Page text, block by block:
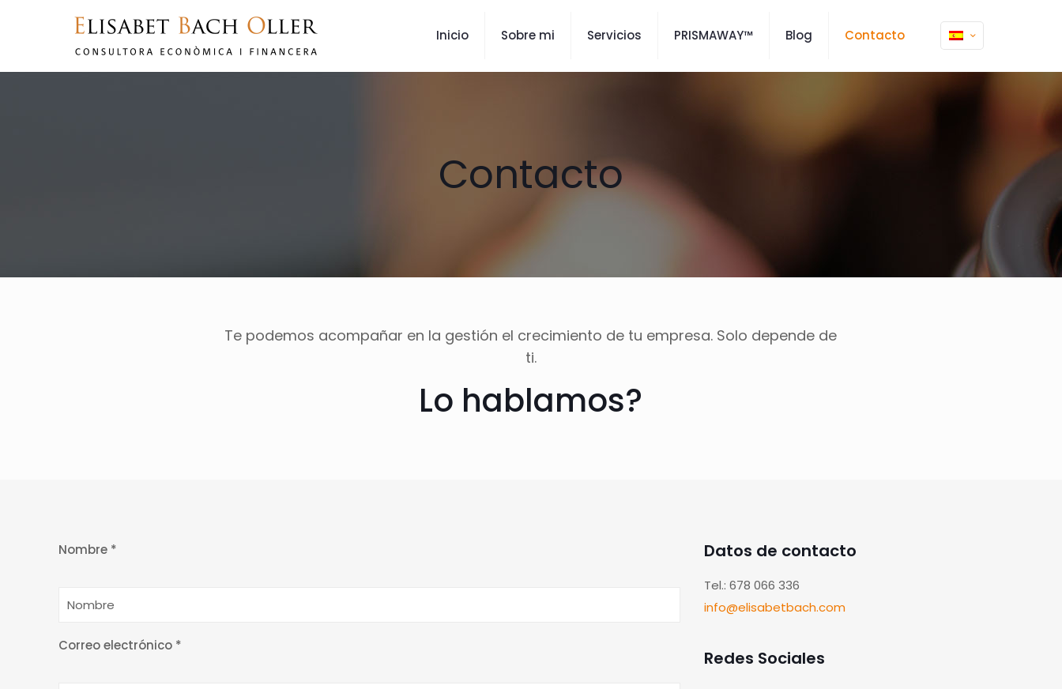
Inicio Sobre mi Servicios PRISMAWAY™ Blog Contacto
Contacto
Te podemos acompañar en la gestión el crecimiento de tu empresa. Solo depende de
ti.
Lo hablamos?
Nombre *
Correo electrónico *
Datos de contacto
Tel.: 678 066 336
info@elisabetbach.com
Redes Sociales